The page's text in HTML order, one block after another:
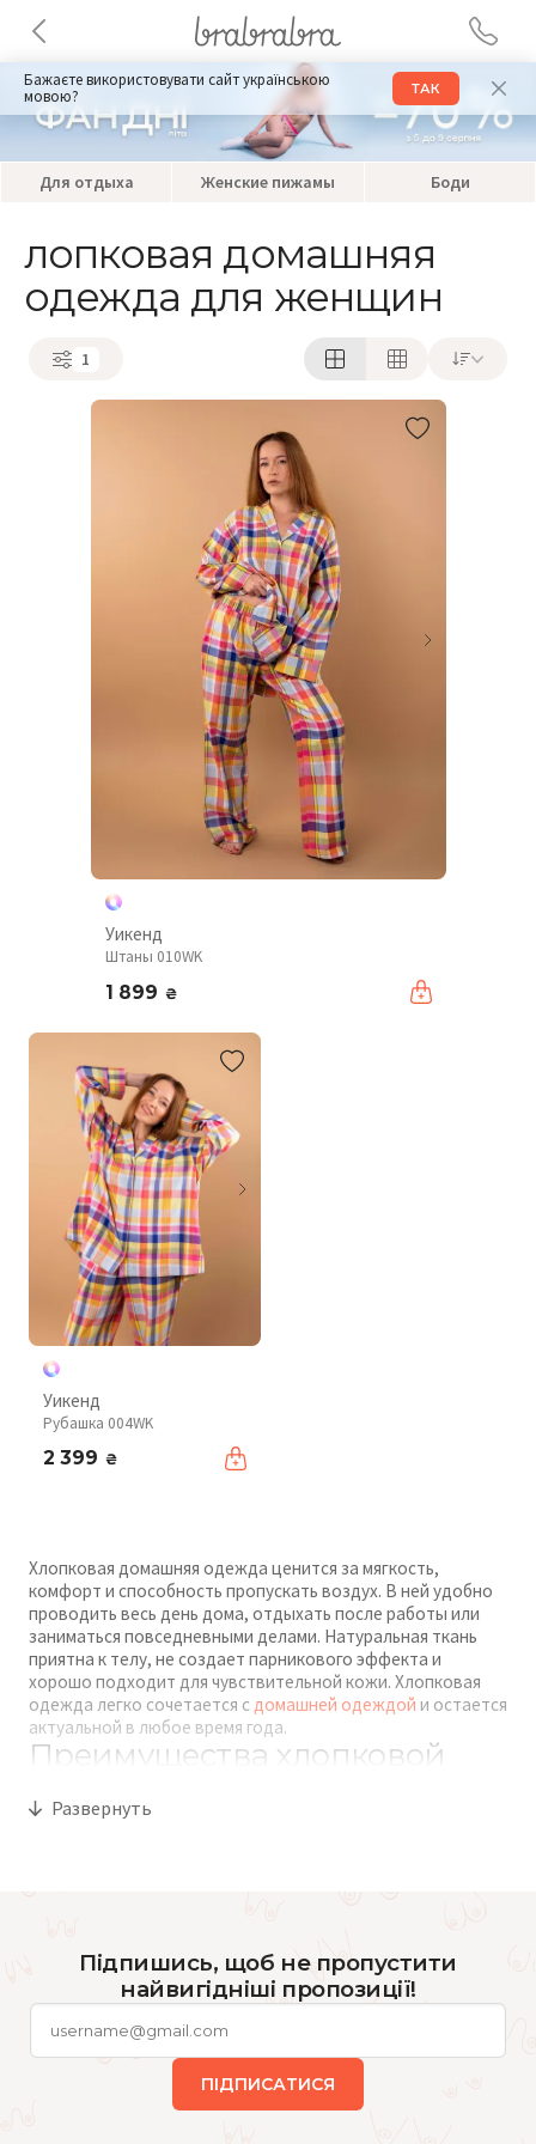
Бажаєте використовувати сайт українською
мовою?
ТАК
Для отдыха Женские пижамы Боди
лопковая домашняя
одежда для женщин
1
Уикенд
Штаны 010WK
1 899 ₴
Уикенд
Рубашка 004WK
2 399 ₴
Хлопковая домашняя одежда ценится за мягкость,
комфорт и способность пропускать воздух. В ней удобно
проводить весь день дома, отдыхать после работы или
заниматься повседневными делами. Натуральная ткань
приятна к телу, не создает парникового эффекта и
хорошо подходит для чувствительной кожи. Хлопковая
одежда легко сочетается сдомашней одеждой и остается
актуальной в любое время года.
Преимущества хлопковой
ежедневного комфорта
дышать, поэтому домашняя одежда из этого материала
использования.
Еще одно преимущество — простой уход. Хлопковые вещи
легко стирать, они долго сохраняют форму и остаются
приятными на ощупь. Для многих женщин это практичный
вариант на каждый день, особенно в сочетании
хлопковым бельем
Развернуть
Підпишись, щоб не пропустити
найвигідніші пропозиції!
ПІДПИСАТИСЯ